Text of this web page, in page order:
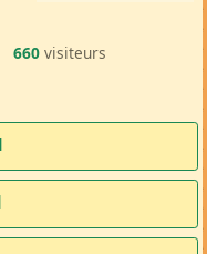
660 visiteurs